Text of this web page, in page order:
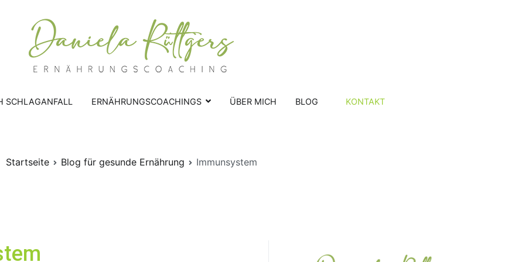
SCHLAGANFALL ERNÄHRUNGSCOACHINGS ÜBER MICH BLOG KONTAKT
Startseite Blog für gesunde Ernährung Immunsystem